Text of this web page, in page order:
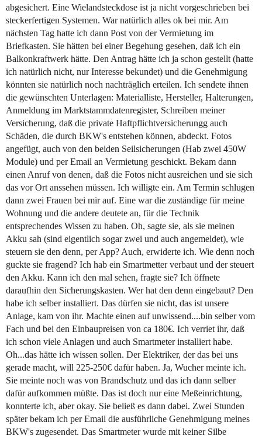
abgesichert. Eine Wielandsteckdose ist ja nicht vorgeschrieben bei
steckerfertigen Systemen. War natürlich alles ok bei mir. Am
nächsten Tag hatte ich dann Post von der Vermietung im
Briefkasten. Sie hätten bei einer Begehung gesehen, daß ich ein
Balkonkraftwerk hätte. Den Antrag hätte ich ja schon gestellt (hatte
ich natürlich nicht, nur Interesse bekundet) und die Genehmigung
könnten sie natürlich noch nachträglich erteilen. Ich sendete ihnen
die gewünschten Unterlagen: Materialliste, Hersteller, Halterungen,
Anmeldung im Marktstammdatenregister, Schreiben meiner
Versicherung, daß die private Haftpflichtversicherungg auch
Schäden, die durch BKW's entstehen können, abdeckt. Fotos
angefügt, auch von den beiden Seilsicherungen (Hab zwei 450W
Module) und per Email an Vermietung geschickt. Bekam dann
einen Anruf von denen, daß die Fotos nicht ausreichen und sie sich
das vor Ort anssehen müssen. Ich willigte ein. Am Termin schlugen
dann zwei Frauen bei mir auf. Eine war die zuständige für meine
Wohnung und die andere deutete an, für die Technik
entsprechendes Wissen zu haben. Oh, sagte sie, als sie meinen
Akku sah (sind eigentlich sogar zwei und auch angemeldet), wie
steuern sie den denn, per App? Auch, erwiderte ich. Wie denn noch
guckte sie fragend? Ich hab ein Smartmetter verbaut und der steuert
den Akku. Kann ich den mal sehen, fragte sie? Ich öffnete
daraufhin den Sicherungskasten. Wer hat den denn eingebaut? Den
habe ich selber installiert. Das dürfen sie nicht, das ist unsere
Anlage, kam von ihr. Machte einen auf unwissend....bin selber vom
Fach und bei den Einbaupreisen von ca 180€. Ich verriet ihr, daß
ich schon viele Anlagen und auch Smartmeter installiert habe.
Oh...das hätte ich wissen sollen. Der Elektriker, der das bei uns
gerade macht, will 225-250€ dafür haben. Ja, Wucher meinte ich.
Sie meinte noch was von Brandschutz und das ich dann selber
dafür aufkommen müßte. Das ist doch nur eine Meßeinrichtung,
konnterte ich, aber okay. Sie beließ es dann dabei. Zwei Stunden
später bekam ich per Email die ausführliche Genehmigung meines
BKW's zugesendet. Das Smartmeter wurde mit keiner Silbe